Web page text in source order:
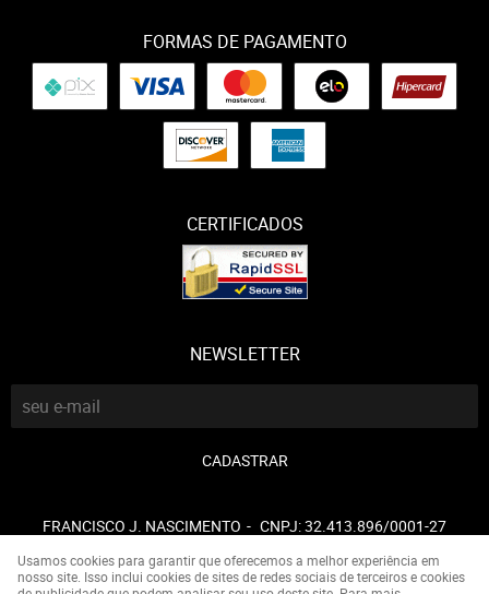
FORMAS DE PAGAMENTO
CERTIFICADOS
NEWSLETTER
CADASTRAR
FRANCISCO J. NASCIMENTO CNPJ: 32.413.896/0001-27
Usamos cookies para garantir que oferecemos a melhor experiência em
nosso site. Isso inclui cookies de sites de redes sociais de terceiros e cookies